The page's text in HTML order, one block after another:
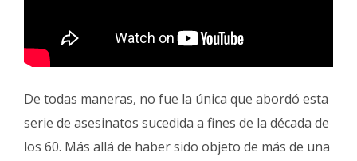
De todas maneras, no fue la única que abordó esta
serie de asesinatos sucedida a fines de la década de
los 60. Más allá de haber sido objeto de más de una